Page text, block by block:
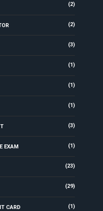
(2)
(2)
(3)
(1)
(1)
(1)
(3)
EXAM (1)
(23)
(29)
CARD (1)